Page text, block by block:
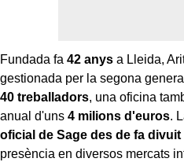
Fundada fa 42 anys a Lleida,
gestionada per la segona
40 treballadors, una oficina
anual d'uns 4 milions d'euros.
oficial de Sage des de fa divuit
presència en diversos mercats